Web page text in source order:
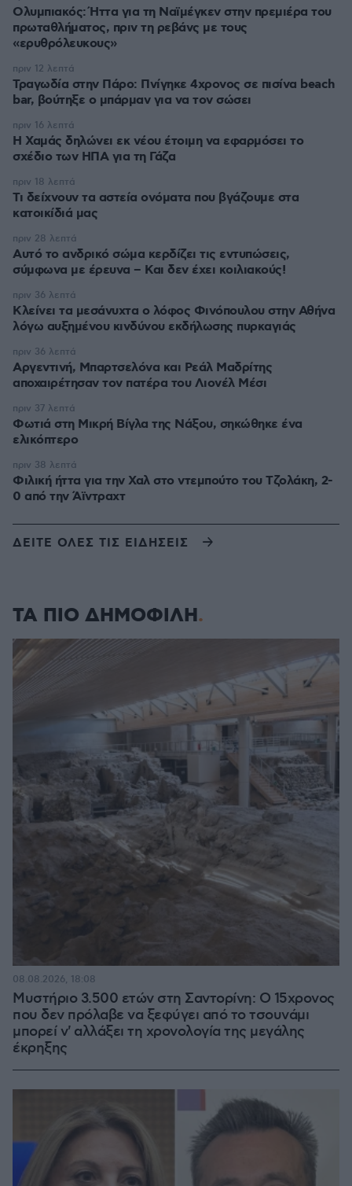
Ολυμπιακός: Ήττα για τη Ναϊμέγκεν στην πρεμιέρα του
πρωταθλήματος, πριν τη ρεβάνς με τους
«ερυθρόλευκους»
Τραγωδία στην Πάρο: Πνίγηκε 4χρονος σε πισίνα beach
bar, βούτηξε ο μπάρμαν για να τον σώσει
πριν 12 λεπτά
Η Χαμάς δηλώνει εκ νέου έτοιμη να εφαρμόσει το
σχέδιο των ΗΠΑ για τη Γάζα
πριν 16 λεπτά
Τι δείχνουν τα αστεία ονόματα που βγάζουμε στα
κατοικίδιά μας
πριν 18 λεπτά
Αυτό το ανδρικό σώμα κερδίζει τις εντυπώσεις,
σύμφωνα με έρευνα – Και δεν έχει κοιλιακούς!
πριν 28 λεπτά
Κλείνει τα μεσάνυχτα ο λόφος Φινόπουλου στην Αθήνα
λόγω αυξημένου κινδύνου εκδήλωσης πυρκαγιάς
πριν 36 λεπτά
Αργεντινή, Μπαρτσελόνα και Ρεάλ Μαδρίτης
αποχαιρέτησαν τον πατέρα του Λιονέλ Μέσι
πριν 36 λεπτά
Φωτιά στη Μικρή Βίγλα της Νάξου, σηκώθηκε ένα
ελικόπτερο
πριν 37 λεπτά
Φιλική ήττα για την Χαλ στο ντεμπούτο του Τζολάκη, 2-
0 από την Άϊντραχτ
πριν 38 λεπτά
ΔΕΙΤΕ ΟΛΕΣ ΤΙΣ ΕΙΔΗΣΕΙΣ
ΤΑ ΠΙΟ ΔΗΜΟΦΙΛΗ
Μυστήριο 3.500 ετών στη Σαντορίνη: Ο 15χρονος
που δεν πρόλαβε να ξεφύγει από το τσουνάμι
μπορεί ν' αλλάξει τη χρονολογία της μεγάλης
έκρηξης
08.08.2026, 18:08